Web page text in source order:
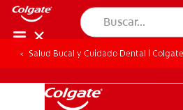
Salud Bucal y Cuidado Dental |